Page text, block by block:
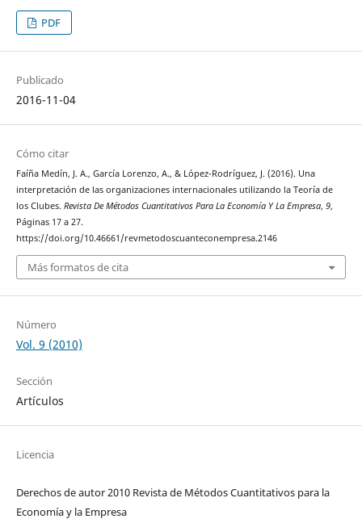
PDF
Publicado
2016-11-04
Cómo citar
Faíña Medín, J. A., García Lorenzo, A., & López-Rodríguez, J. (2016). Una
interpretación de las organizaciones internacionales utilizando la Teoría de
los Clubes. Revista De Métodos Cuantitativos Para La Economía Y La Empresa, 9,
Páginas 17 a 27.
https://doi.org/10.46661/revmetodoscuanteconempresa.2146
Más formatos de cita
Número
Vol. 9 (2010)
Sección
Artículos
Licencia
Derechos de autor 2010 Revista de Métodos Cuantitativos para la
Economía y la Empresa